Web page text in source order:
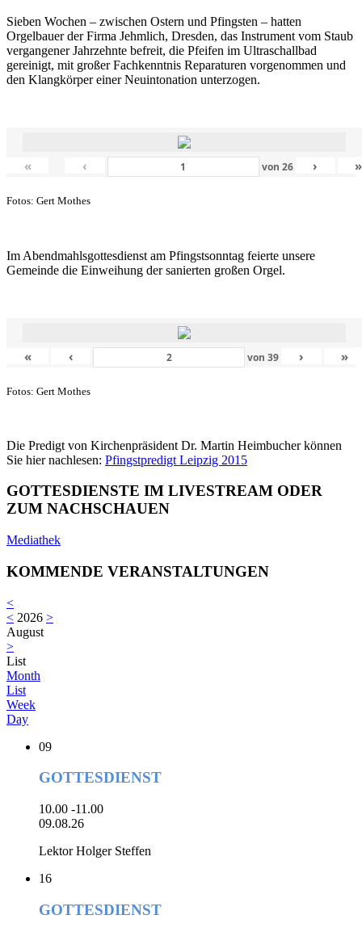
Sieben Wochen – zwischen Ostern und Pfingsten – hatten
Orgelbauer der Firma Jehmlich, Dresden, das Instrument vom Staub
vergangener Jahrzehnte befreit, die Pfeifen im Ultraschallbad
gereinigt, mit großer Fachkenntnis Reparaturen vorgenommen und
den Klangkörper einer Neuintonation unterzogen.
« ‹ von 26 › »
Fotos: Gert Mothes
Im Abendmahlsgottesdienst am Pfingstsonntag feierte unsere
Gemeinde die Einweihung der sanierten großen Orgel.
« ‹ von39 › »
Fotos: Gert Mothes
Die Predigt von Kirchenpräsident Dr. Martin Heimbucher können
Sie hier nachlesen: Pfingstpredigt Leipzig 2015
GOTTESDIENSTE IM LIVESTREAM ODER
ZUM NACHSCHAUEN
Mediathek
KOMMENDE VERANSTALTUNGEN
<
< 2026 >
August
>
List
Month
List
Week
Day
09
GOTTESDIENST
10.00 -11.00
09.08.26
Lektor Holger Steffen
16
GOTTESDIENST